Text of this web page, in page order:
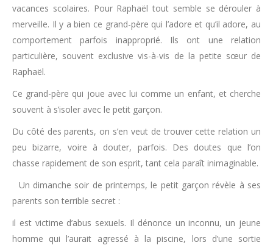
vacances scolaires. Pour Raphaël tout semble se dérouler à
merveille. Il y a bien ce grand-père qui l’adore et qu’il adore, au
comportement parfois inapproprié. Ils ont une relation
particulière, souvent exclusive vis-à-vis de la petite sœur de
Raphaël.
Ce grand-père qui joue avec lui comme un enfant, et cherche
souvent à s’isoler avec le petit garçon.
Du côté des parents, on s’en veut de trouver cette relation un
peu bizarre, voire à douter, parfois. Des doutes que l’on
chasse rapidement de son esprit, tant cela paraît inimaginable.
Un dimanche soir de printemps, le petit garçon révèle à ses
parents son terrible secret :
il est victime d’abus sexuels. Il dénonce un inconnu, un jeune
homme qui l’aurait agressé à la piscine, lors d’une sortie